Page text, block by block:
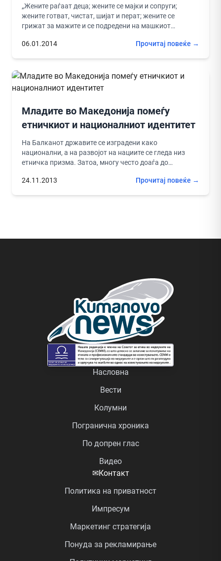
„Жените раѓаат деца; жените се мајки и сопруги;
жените готват, чистат, шијат и перат; жените се
грижат за мажите и се подредени на машкиот
06.01.2014
Прочитај повеќе →
Младите во Македонија помеѓу
етничкиот и националниот идентитет
На Балканот државите се изградени како
национални, а на развојот на нациите се гледа низ
етничка призма. Затоа, многу често доаѓа до
24.11.2013
Прочитај повеќе →
Насловна
Вести
Колумни
Погранична хроника
По допрен глас
Видео
✉Контакт
Политика на приватност
Импресум
Маркетинг стратегија
Понуда за рекламирање